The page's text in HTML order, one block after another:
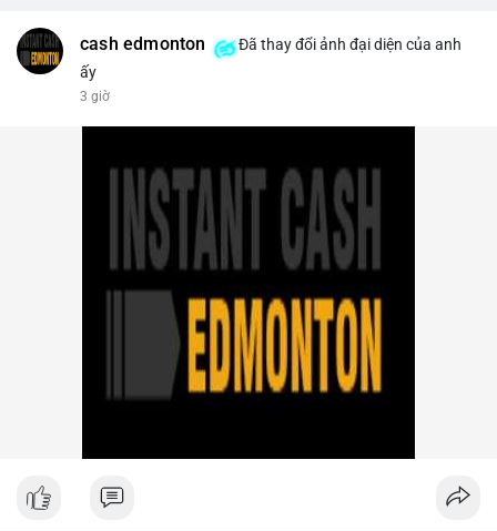
tháng. NEAR giảm 4,1% xuống 1,5910 USD, chịu áp lực bán
mạnh.
tượng. Trump Media hủy thỏa thuận kho dự trữ CRO trị giá
nhiều tỷ USD, khiến CRO giảm mạnh.
- Tổ chức & Công nghệ: Bybit khởi kiện Triều Tiên và Lazarus
Group vụ hack 1,5 tỷ USD, đã nhận lệnh đóng băng tài sản.
Circle mở rộng USDC lên OKX qua X Layer. BitGo IPO thành
công ở mức 18 USD/cổ phiếu, định giá 2 tỷ USD.
Nhà đầu tư nên theo dõi sát dòng tiền cá voi khi xuất hiện
nhiều giao dịch lớn (từ 4 BTC đến 210 BTC) trong ngày, ưu tiên
Xem chi tiết các bài viết đầy đủ tại dòng thời gian của Vlike.vn!
#ofacsanctions
cash edmonton
Đã thay đổi ảnh đại diện của anh
ấy
3 giờ